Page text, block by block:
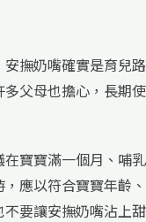
撫奶嘴確實是育兒
父母也擔心，長期
寶寶滿一個月、哺
應以符合寶寶年齡
要讓安撫奶嘴沾上